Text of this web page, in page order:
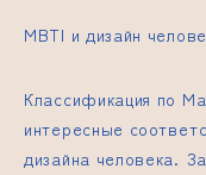
MBTI и дизайн
Классификация по
интересные
дизайна человека.